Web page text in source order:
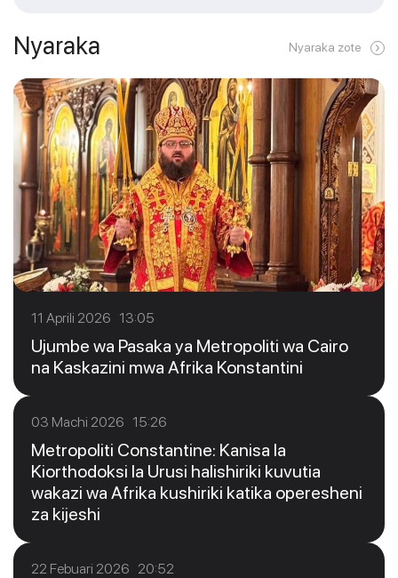
Nyaraka Nyaraka zote
11 Aprili 2026 13:05
Ujumbe wa Pasaka ya Metropoliti wa Cairo
na Kaskazini mwa Afrika Konstantini
03 Machi 2026 15:26
Metropoliti Constantine: Kanisa la
Kiorthodoksi la Urusi halishiriki kuvutia
wakazi wa Afrika kushiriki katika operesheni
za kijeshi
22 Febuari 2026 20:52